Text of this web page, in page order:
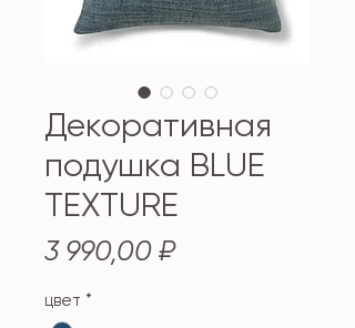
Декоративная
подушка BLUE
TEXTURE
3 990,00 ₽Цена
цвет *